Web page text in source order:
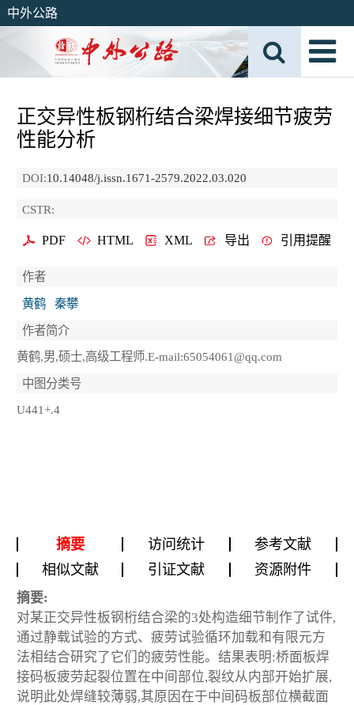
中外公路
正交异性板钢桁结合梁焊接细节疲劳
性能分析
DOI:10.14048/j.issn.1671-2579.2022.03.020
CSTR:
PDF HTML XML 导出 引用提醒
作者
黄鹤
秦攀
作者简介
黄鹤,男,硕士,高级工程师.E-mail:65054061@qq.com
中图分类号
U441+.4
摘要 访问统计
参考文献
相似文献
引证文献 资源附件
摘要:
对某正交异性板钢桁结合梁的3处构造细节制作了试件,
通过静载试验的方式、疲劳试验循环加载和有限元方
法相结合研究了它们的疲劳性能。结果表明:桥面板焊
接码板疲劳起裂位置在中间部位,裂纹从内部开始扩展,
说明此处焊缝较薄弱,其原因在于中间码板部位横截面